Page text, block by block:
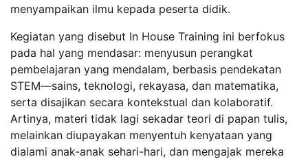
menyampaikan ilmu kepada peserta didik.
Kegiatan yang disebut In House Training ini berfokus
pada hal yang mendasar: menyusun perangkat
pembelajaran yang mendalam, berbasis pendekatan
STEM—sains, teknologi, rekayasa, dan matematika,
serta disajikan secara kontekstual dan kolaboratif.
Artinya, materi tidak lagi sekadar teori di papan tulis,
melainkan diupayakan menyentuh kenyataan yang
dialami anak-anak sehari-hari, dan mengajak mereka